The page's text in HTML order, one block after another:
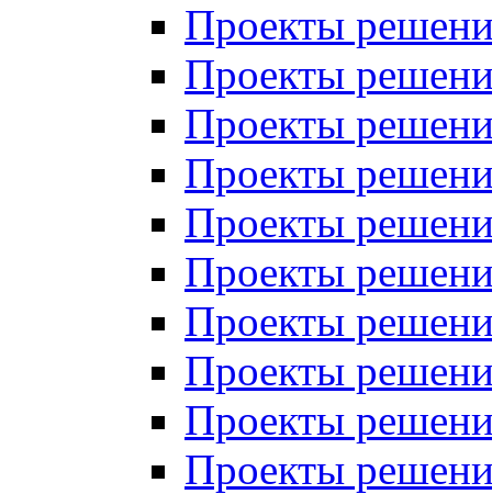
Проекты
Проекты
Проекты
Проекты
Проекты
Проекты
Проекты
Проекты
Проекты
Проекты